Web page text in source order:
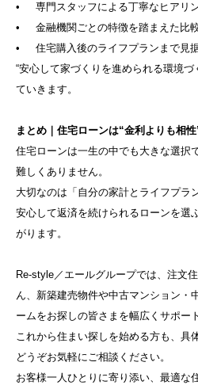
• 専門スタッフによる丁寧なヒアリ
• 金融機関ごとの特徴を踏まえた比
• 住宅購入後のライフプランまで見
“安心して家づくりを進められる環境づ
ていきます。
まとめ｜住宅ローンは“金利よりも相性
住宅ローンは一生の中でも大きな選択
難しくありません。
大切なのは「自分の家計とライフプラ
安心して返済を続けられるローンを選
がります。
Re-style／エールグループでは、注文
ん、新築建売物件や中古マンション・
ームをお探しの皆さまを幅広くサポー
これから住まい探しを始める方も、具
どうぞお気軽にご相談ください。
お客様一人ひとりに寄り添い、最適な